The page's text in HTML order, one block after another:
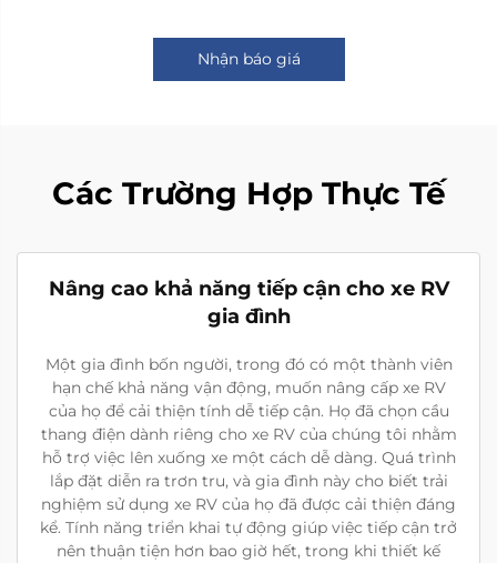
Nhận báo giá
Các Trường Hợp Thực Tế
Nâng cao khả năng tiếp cận cho xe RV
gia đình
Một gia đình bốn người, trong đó có một thành viên
hạn chế khả năng vận động, muốn nâng cấp xe RV
của họ để cải thiện tính dễ tiếp cận. Họ đã chọn cầu
thang điện dành riêng cho xe RV của chúng tôi nhằm
hỗ trợ việc lên xuống xe một cách dễ dàng. Quá trình
lắp đặt diễn ra trơn tru, và gia đình này cho biết trải
nghiệm sử dụng xe RV của họ đã được cải thiện đáng
kể. Tính năng triển khai tự động giúp việc tiếp cận trở
nên thuận tiện hơn bao giờ hết, trong khi thiết kế